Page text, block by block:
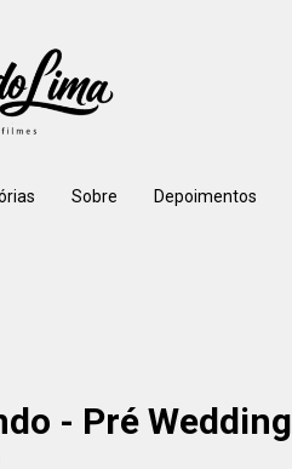
Sobre Depoimentos
- Pré Wedding